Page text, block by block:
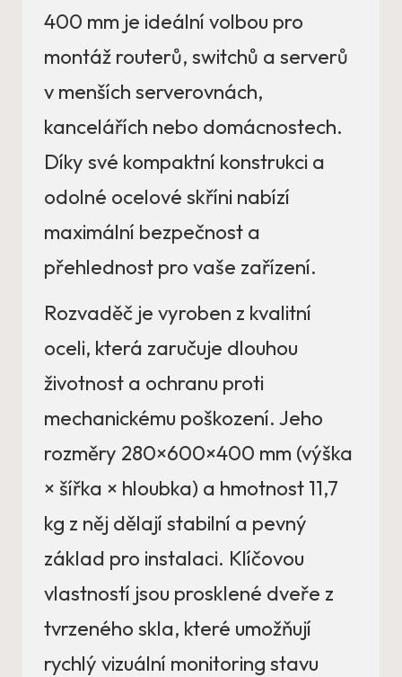
400 mm je ideální volbou pro
montáž routerů, switchů a serverů
v menších serverovnách,
kancelářích nebo domácnostech.
Díky své kompaktní konstrukci a
odolné ocelové skříni nabízí
maximální bezpečnost a
přehlednost pro vaše zařízení.
Rozvaděč je vyroben z kvalitní
oceli, která zaručuje dlouhou
životnost a ochranu proti
mechanickému poškození. Jeho
rozměry 280×600×400 mm (výška
× šířka × hloubka) a hmotnost 11,7
kg z něj dělají stabilní a pevný
základ pro instalaci. Klíčovou
vlastností jsou prosklené dveře z
tvrzeného skla, které umožňují
rychlý vizuální monitoring stavu